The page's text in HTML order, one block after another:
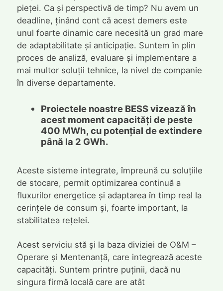
pieței. Ca și perspectivă de timp? Nu avem un
deadline, ținând cont că acest demers este
unul foarte dinamic care necesită un grad mare
de adaptabilitate și anticipație. Suntem în plin
proces de analiză, evaluare și implementare a
mai multor soluții tehnice, la nivel de companie
în diverse departamente.
Proiectele noastre BESS vizează în
acest moment capacități de peste
400 MWh, cu potențial de extindere
până la 2 GWh.
Aceste sisteme integrate, împreună cu soluțiile
de stocare, permit optimizarea continuă a
fluxurilor energetice și adaptarea în timp real la
cerințele de consum și, foarte important, la
stabilitatea rețelei.
Acest serviciu stă și la baza diviziei de O&M –
Operare și Mentenanță, care integrează aceste
capacități. Suntem printre puținii, dacă nu
singura firmă locală care are atât